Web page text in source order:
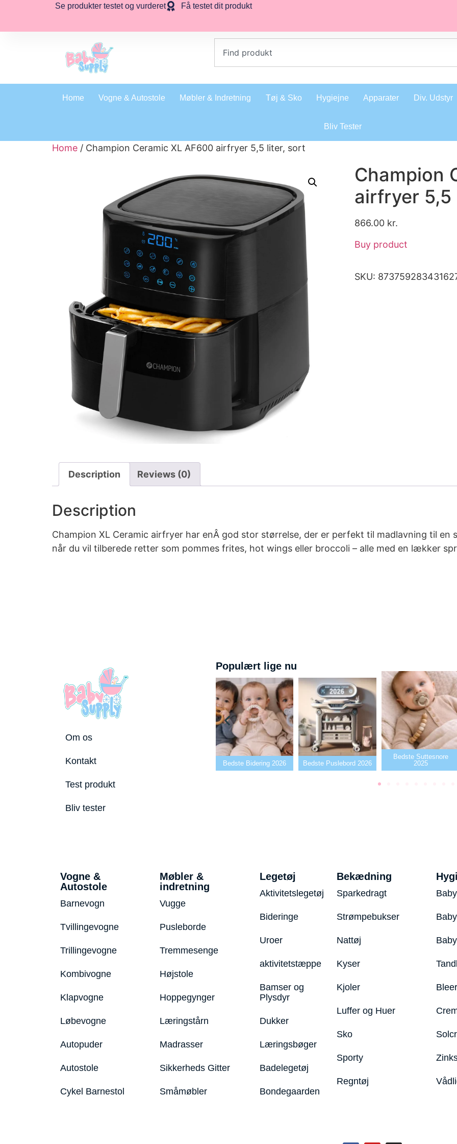
Se produkter testet og vurderet Få testet dit produkt
Home Vogne & Autostole Møbler & Indretning Tøj & Sko Hygiejne Apparater Div. Udstyr
Bliv Tester
Home / Champion Ceramic XL AF600 airfryer 5,5 liter, sort
Champion
airfryer
866.00 kr.
Buy product
SKU:
Description Reviews (0)
Description
Champion XL Ceramic airfryer har enÂ god stor størrelse, der er perfekt til madlavning til en
når du vil tilberede retter som pommes frites, hot wings eller broccoli – alle med en lækker
Om os
Kontakt
Test produkt
Bliv tester
Populært lige nu
Bedste tremmeseng
2026
Bedste Bidering 2026 Bedste Puslebord 2026
Bedste Suttesnore
2025
Vogne &
Autostole
Barnevogn
Tvillingevogne
Trillingevogne
Kombivogne
Klapvogne
Løbevogne
Autopuder
Autostole
Cykel Barnestol
Møbler &
indretning
Vugge
Pusleborde
Tremmesenge
Højstole
Hoppegynger
Læringstårn
Madrasser
Sikkerheds Gitter
Småmøbler
Legetøj
Aktivitetslegetøj
Bideringe
Uroer
aktivitetstæppe
Bamser og
Plysdyr
Dukker
Læringsbøger
Badelegetøj
Bondegaarden
Bekædning
Sparkedragt
Strømpebukser
Nattøj
Kyser
Kjoler
Luffer og Huer
Sko
Sporty
Regntøj
Bleer